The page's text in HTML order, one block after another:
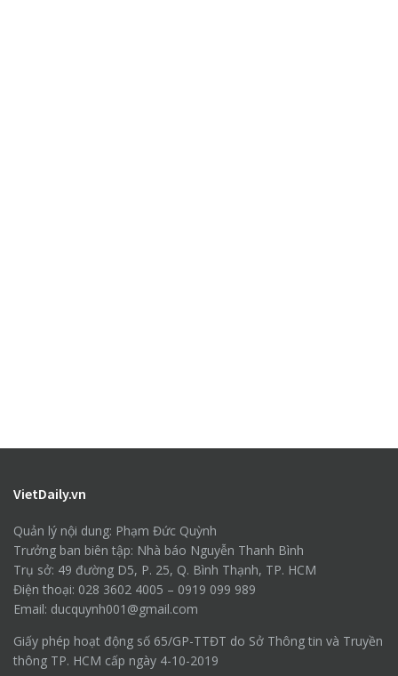
VietDaily.vn
Quản lý nội dung: Phạm Đức Quỳnh
Trưởng ban biên tập: Nhà báo Nguyễn Thanh Bình
Trụ sở: 49 đường D5, P. 25, Q. Bình Thạnh, TP. HCM
Điện thoại: 028 3602 4005 – 0919 099 989
Email: ducquynh001@gmail.com
Giấy phép hoạt động số 65/GP-TTĐT do Sở Thông tin và Truyền
thông TP. HCM cấp ngày 4-10-2019